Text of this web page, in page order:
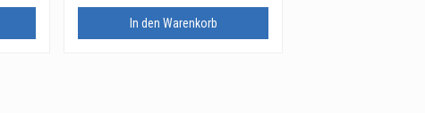
In den Warenkorb